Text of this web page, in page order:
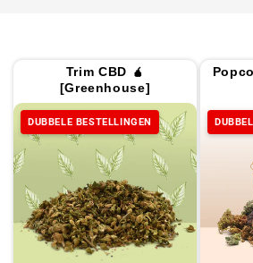
Trim CBD 🧉
[Greenhouse]
DUBBELE BESTELLINGEN